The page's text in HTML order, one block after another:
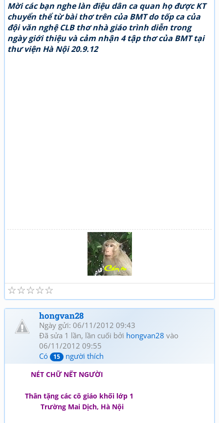
Mời các bạn nghe làn điệu dân ca quan họ được KT
chuyển thể từ bài thơ trên của BMT do tốp ca của
đội văn nghệ CLB thơ nhà giáo trình diễn trong
ngày giới thiệu và cảm nhận 4 tập thơ của BMT tại
thư viện Hà Nội 20.9.12
Giao lưu thơ, Quan họ
☆
☆
☆
☆
☆
hongvan28
Ngày gửi: 06/11/2012 09:43
Đã sửa 1 lần, lần cuối bởi hongvan28 vào
06/11/2012 09:55
Có
15 người thích
NÉT CHỮ NẾT NGƯỜI
Thân tặng các cô giáo khối lớp 1
Trường Mai Dịch, Hà Nội